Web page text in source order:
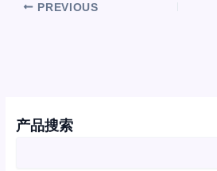
产品搜索
PREVIOUS